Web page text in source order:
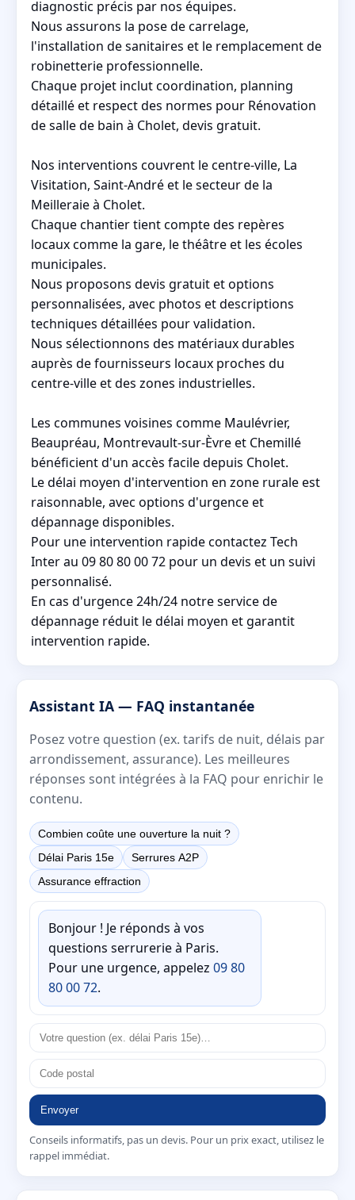
diagnostic précis par nos équipes.
Nous assurons la pose de carrelage,
l'installation de sanitaires et le remplacement de
robinetterie professionnelle.
Chaque projet inclut coordination, planning
détaillé et respect des normes pour Rénovation
de salle de bain à Cholet, devis gratuit.
Nos interventions couvrent le centre-ville, La
Visitation, Saint-André et le secteur de la
Meilleraie à Cholet.
Chaque chantier tient compte des repères
locaux comme la gare, le théâtre et les écoles
municipales.
Nous proposons devis gratuit et options
personnalisées, avec photos et descriptions
techniques détaillées pour validation.
Nous sélectionnons des matériaux durables
auprès de fournisseurs locaux proches du
centre-ville et des zones industrielles.
Les communes voisines comme Maulévrier,
Beaupréau, Montrevault-sur-Èvre et Chemillé
bénéficient d'un accès facile depuis Cholet.
Le délai moyen d'intervention en zone rurale est
raisonnable, avec options d'urgence et
dépannage disponibles.
Pour une intervention rapide contactez Tech
Inter au 09 80 80 00 72 pour un devis et un suivi
personnalisé.
En cas d'urgence 24h/24 notre service de
dépannage réduit le délai moyen et garantit
intervention rapide.
Assistant IA — FAQ instantanée
Posez votre question (ex. tarifs de nuit, délais par
arrondissement, assurance). Les meilleures
réponses sont intégrées à la FAQ pour enrichir le
contenu.
Combien coûte une ouverture la nuit ?
Délai Paris 15e
Serrures A2P
Assurance effraction
Bonjour ! Je réponds à vos
questions serrurerie à Paris.
Pour une urgence, appelez 09 80
80 00 72.
Envoyer
Conseils informatifs, pas un devis. Pour un prix exact, utilisez le
rappel immédiat.